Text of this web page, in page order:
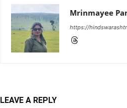
Mrinmayee
https://
LEAVE A REPLY